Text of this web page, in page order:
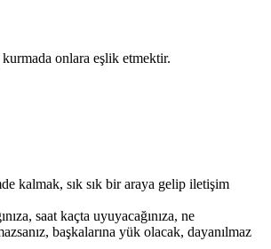
onlara eşlik etmektir.
kalmak, sık sık bir araya gelip iletişim
saat kaçta uyuyacağınıza, ne
başkalarına yük olacak, dayanılmaz